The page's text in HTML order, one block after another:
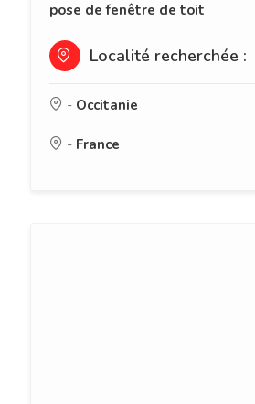
pose de fenêtre de toit
Localité recherchée :
- Occitanie
- France